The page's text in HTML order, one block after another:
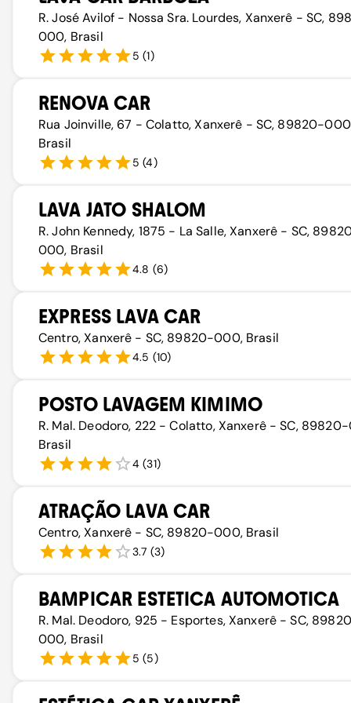
R. José Avilof - Nossa Sra. Lourdes, Xanxerê - SC,
000, Brasil
5 (1)
RENOVA CAR
Rua Joinville, 67 - Colatto, Xanxerê - SC, 89820-
Brasil
5 (4)
LAVA JATO SHALOM
R. John Kennedy, 1875 - La Salle, Xanxerê - SC,
000, Brasil
4.8 (6)
EXPRESS LAVA CAR
Centro, Xanxerê - SC, 89820-000, Brasil
4.5 (10)
POSTO LAVAGEM KIMIMO
R. Mal. Deodoro, 222 - Colatto, Xanxerê - SC,
Brasil
4 (31)
ATRAÇÃO LAVA CAR
Centro, Xanxerê - SC, 89820-000, Brasil
3.7 (3)
BAMPICAR ESTETICA AUTOMOTICA
R. Mal. Deodoro, 925 - Esportes, Xanxerê - SC,
000, Brasil
5 (5)